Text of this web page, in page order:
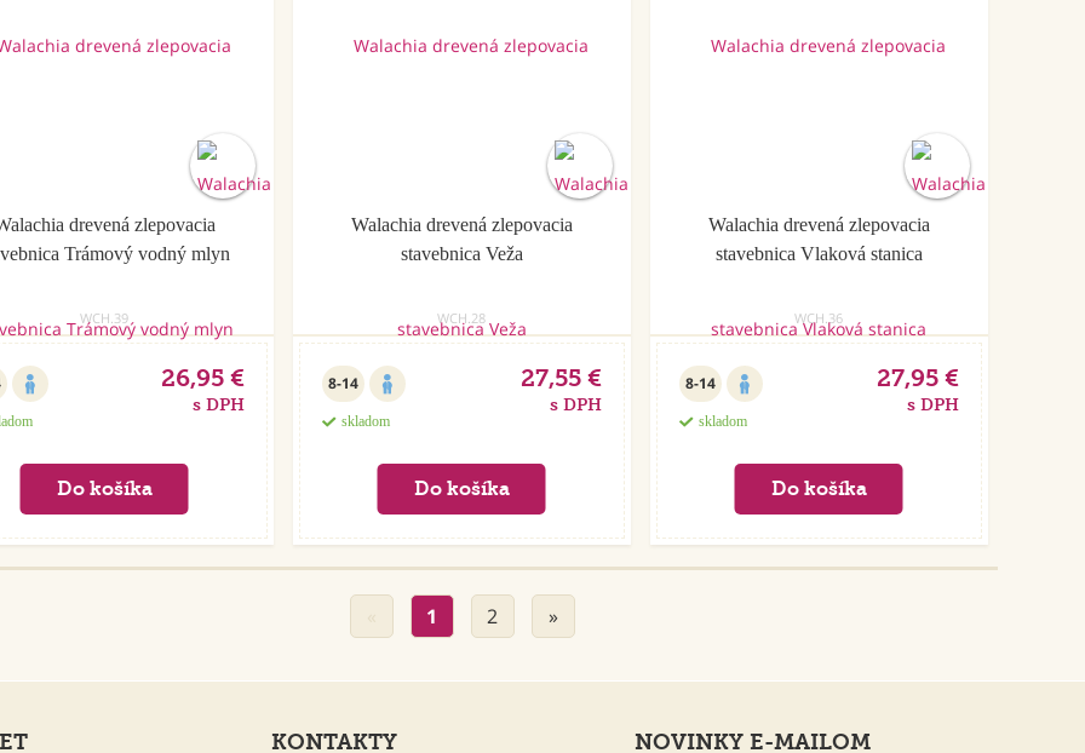
drevená zlepovacia
Trámový vodný mlyn
WCH.39
26,95 €
s DPH
Walachia drevená zlepovacia
stavebnica Veža
WCH.28
8-14
skladom
27,55 €
s DPH
Walachia drevená zlepovacia
stavebnica Vlaková stanica
WCH.36
8-14
skladom
27,95 €
s DPH
1 2 »
KONTAKTY NOVINKY E-MAILOM